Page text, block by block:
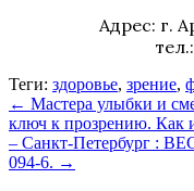
Адрес: г.
Теги: здоровье, зрение,
← Мастера улыбки и
ключ к прозрению. Как
– Санкт-Петербург :
094-6. →